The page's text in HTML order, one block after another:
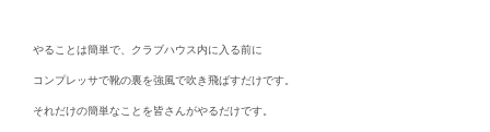
やることは簡単で、クラブハウス内に入る前に
コンプレッサで靴の裏を強風で吹き飛ばすだけです。
それだけの簡単なことを皆さんがやるだけです。